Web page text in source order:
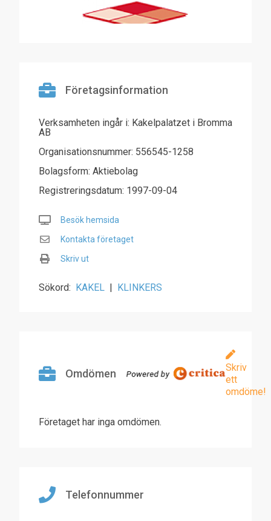
Företagsinformation
Verksamheten ingår i: Kakelpalatzet i Bromma
AB
Organisationsnummer: 556545-1258
Bolagsform: Aktiebolag
Registreringsdatum: 1997-09-04
Besök hemsida
Kontakta företaget
Skriv ut
Sökord: KAKEL | KLINKERS
Omdömen
Skriv
ett
omdöme!
Företaget har inga omdömen.
Telefonnummer